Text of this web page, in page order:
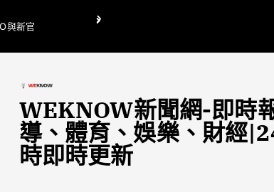
與新官
翁曉玲喊刪陸委會1295萬媒宣費惹議 梁文傑回「只能
WEKNOW新聞網-即時
導、體育、娛樂、財經
時即時更新